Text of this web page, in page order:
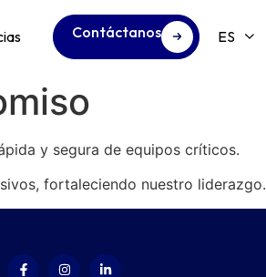
Contáctanos
y segura de equipos críticos.
fortaleciendo nuestro liderazgo.